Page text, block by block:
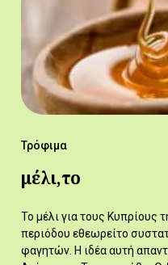
Τρόφιμα
μέλι,το
Το μέλι για τους Κυπρίους
περιόδου εθεωρείτο
φαγητών. Η ιδέα αυτή